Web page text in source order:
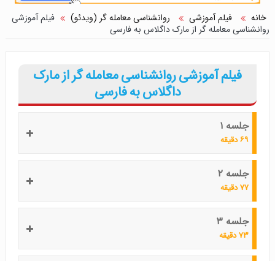
خانه فیلم آموزشی روانشناسی معامله گر (ویدئو)
فیلم آموزشی
روانشناسی معامله گر از مارک داگلاس به فارسی
فیلم آموزشی روانشناسی معامله گر از مارک
داگلاس به فارسی
جلسه ۱
۶۹ دقیقه
جلسه ۲
۷۷ دقیقه
جلسه ۳
۷۳ دقیقه